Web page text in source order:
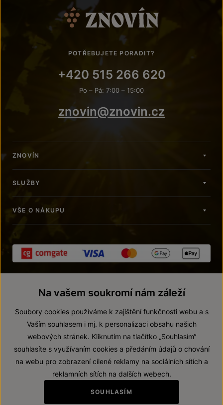
POTŘEBUJETE PORADIT?
+420 515 266 620
Po – Pá: 7:00 – 15:00
znovin@znovin.cz
ZNOVÍN
SLUŽBY
VŠE O NÁKUPU
© 2026 ZNOVÍN ZNOJMO, a. s.
Prohlášení o přístupnosti
Zákaz prodeje alkoholických nápojů osobám mladším 18 let.
Na vašem soukromí nám záleží
Soubory cookies používáme k zajištění funkčnosti webu a s
Vaším souhlasem i mj. k personalizaci obsahu našich
webových stránek. Kliknutím na tlačítko „Souhlasím“
souhlasíte s využívaním cookies a předáním údajů o chování
na webu pro zobrazení cílené reklamy na sociálních sítích a
reklamních sítích na dalších webech.
SOUHLASÍM